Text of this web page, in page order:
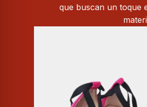
que buscan un toque